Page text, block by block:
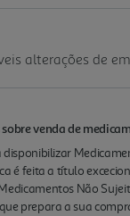
alterações de
venda de
é feita a título
Não
prepara a sua